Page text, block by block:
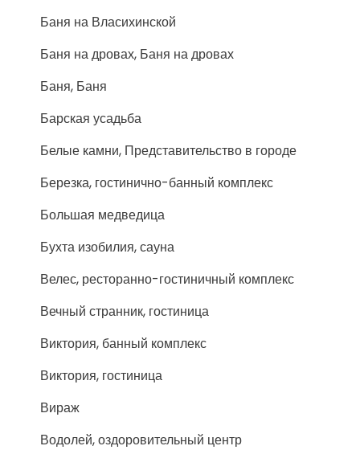
Баня на Власихинской
Баня на дровах, Баня на дровах
Баня, Баня
Барская усадьба
Белые камни, Представительство в городе
Березка, гостинично-банный комплекс
Большая медведица
Бухта изобилия, сауна
Велес, ресторанно-гостиничный комплекс
Вечный странник, гостиница
Виктория, банный комплекс
Виктория, гостиница
Вираж
Водолей, оздоровительный центр